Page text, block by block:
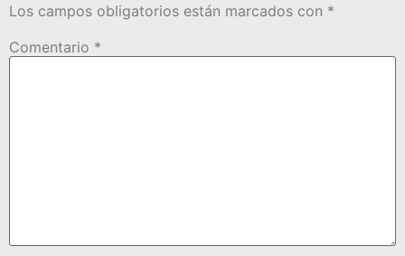
Los campos obligatorios están marcados con *
Comentario *